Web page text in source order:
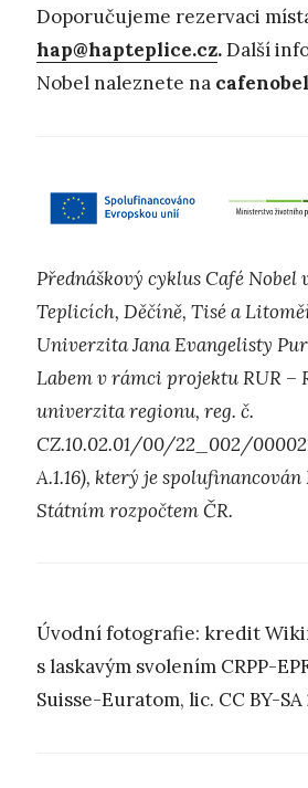
Doporučujeme rezervaci
hap@hapteplice.cz.Další
Nobel naleznete na
Přednáškový cyklus Café Nobel
Teplicích, Děčíně, Tisé a
Univerzita Jana Evangelisty
Labem v rámci projektu RUR –
univerzita regionu, reg. č.
CZ.10.02.01/00/22_002/
A.1.16), který je
Státním rozpočtem ČR.
Úvodní fotografie: kredit
s laskavým svolením CRPP-
Suisse-Euratom, lic. CC BY-SA